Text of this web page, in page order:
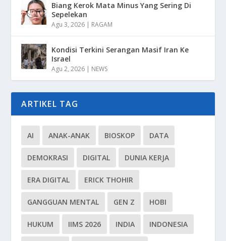
Biang Kerok Mata Minus Yang Sering Di
Sepelekan
Agu 3, 2026 | RAGAM
Kondisi Terkini Serangan Masif Iran Ke
Israel
Agu 2, 2026 | NEWS
ARTIKEL TAG
AI ANAK-ANAK BIOSKOP DATA
DEMOKRASI DIGITAL DUNIA KERJA
ERA DIGITAL ERICK THOHIR
GANGGUAN MENTAL GEN Z HOBI
HUKUM IIMS 2026 INDIA INDONESIA